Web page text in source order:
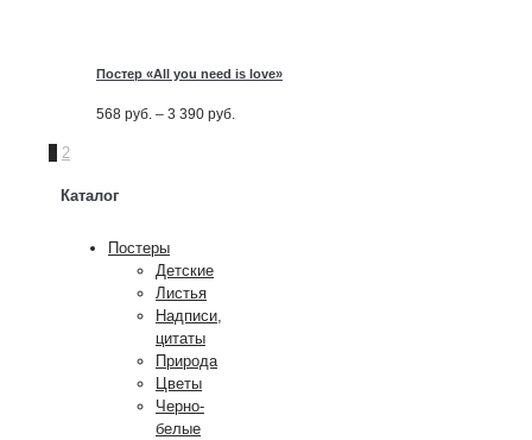
Постер «All you need is love»
568 руб. – 3 390 руб.
2
Каталог
Постеры
Детские
Листья
Надписи,
цитаты
Природа
Цветы
Черно-
белые